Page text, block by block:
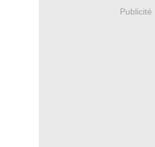
Publicité